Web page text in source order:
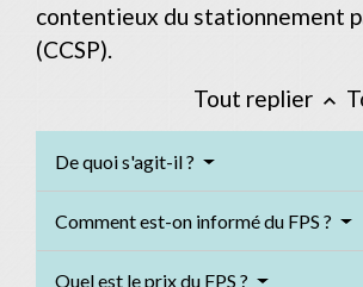
contentieux du stationnement
(CCSP).
Tout replier keyboard_arrow_up
De quoi s'agit-il ?
Comment est-on informé du FPS ?
Quel est le prix du FPS ?